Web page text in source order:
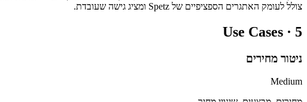
צולל לעומק האתגרים הספציפיים של Spetz ומציג גישה שעובדת.
Use Cases · 5
ניטור מחירים
Medium